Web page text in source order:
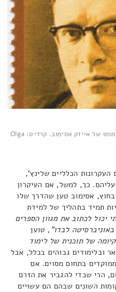
בול של מדינת ג'יבוטי הנושא את דמותו של אייזק אסימוב. קרדיט: Olga
העקרונות הכלליים שלינץ',
עליהם. כך, למשל, אם העיקרון
אסימוב טען שהדרך שלו
תמיד בתהליך של למידת
יכול לכתוב את מגוון הספרים
לבדו", טוען
של תוכנית של לימוד
ובלימודים גבוהים בכלל, אבל
בתחום מסוים. אם
הרי שכדי להגביר את הזרם
השונים שבהם הם עשויים